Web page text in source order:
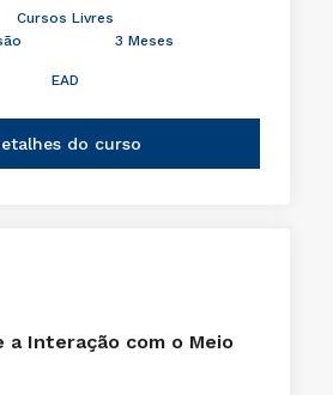
Cursos Livres
3 Meses
EAD
do curso
a Interação com o Meio